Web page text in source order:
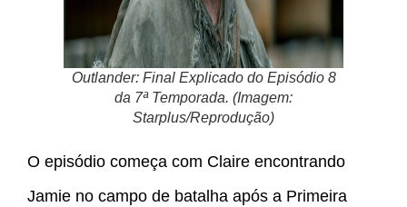
Outlander: Final Explicado do Episódio 8
da 7ª Temporada. (Imagem:
Starplus/Reprodução)
O episódio começa com Claire encontrando
Jamie no campo de batalha após a Primeira